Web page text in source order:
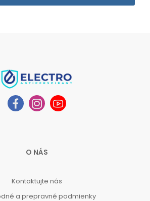
O NÁS
Kontaktujte nás
a prepravné podmienky